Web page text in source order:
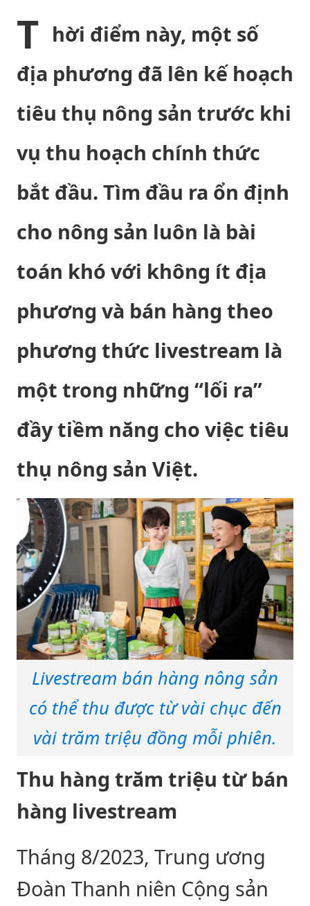
T hời điểm này, một số
địa phương đã lên kế hoạch
tiêu thụ nông sản trước khi
vụ thu hoạch chính thức
bắt đầu. Tìm đầu ra ổn định
cho nông sản luôn là bài
toán khó với không ít địa
phương và bán hàng theo
phương thức livestream là
một trong những “lối ra”
đầy tiềm năng cho việc tiêu
thụ nông sản Việt.
Livestream bán hàng nông sản
có thể thu được từ vài chục đến
vài trăm triệu đồng mỗi phiên.
Thu hàng trăm triệu từ bán
hàng livestream
Tháng 8/2023, Trung ương
Đoàn Thanh niên Cộng sản